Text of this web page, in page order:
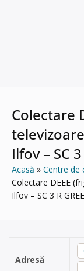
Colectare
Ilfov – SC 3
Acasă
Centre de
Colectare DEEE
Ilfov – SC 3 R
Adresă